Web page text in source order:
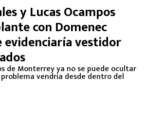
y Lucas Ocampos
con Domenec
vestidor
de Monterrey ya no se puede ocultar
vendría desde dentro del